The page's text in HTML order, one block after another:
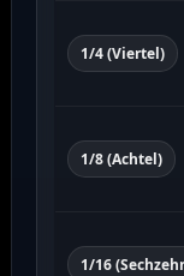
1/4 (Viertel)
1/8 (Achtel)
1/16